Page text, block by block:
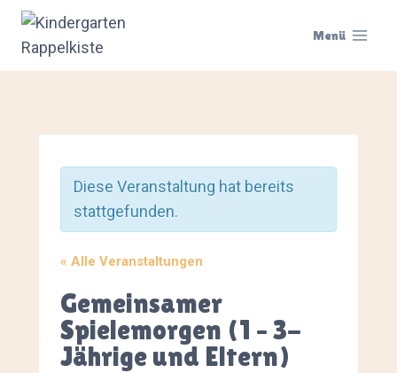
Zum
springen
Menü
Diese Veranstaltung hat bereits
stattgefunden.
« Alle Veranstaltungen
Gemeinsamer
Spielemorgen (1 – 3-
Jährige und Eltern)